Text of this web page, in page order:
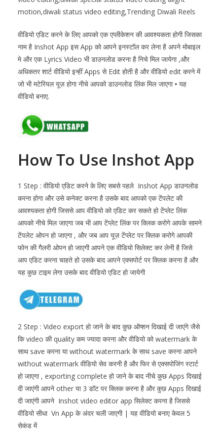
motion,diwali status video editing,Trending Diwali Reels
वीडियो एडिट करने के लिए आपको एक एप्लीकेशन की आवश्यकता होगी जिसका
नाम है Inshot App इस App को आपने इनस्टॉल कर लेना है अपने मोबाइल
मे और एक Lyrics Video भी डाउनलोड करना है निचे मिल जायेगा ,और
अधिकतर शार्ट वीडियो इन्हीं Apps से Edit होती है और वीडियो edit करने में
जो भी मटेरियल यूज़ होगा नीचे आपको डाउनलोड लिंक मिल जाएगा • यह
वीडियो बनाए.
How To Use Inshot App
1 Step : वीडियो एडिट करने के लिए सबसे पहले Inshot App डाउनलोड
करना होगा और उसे कनेक्ट करना है उसके बाद आपको एक टेंपलेट की
आवश्यकता होगी जिससे आप वीडियो को एडिट कर सकते हो टेंप्लेट लिंक
आपको नीचे मिल जाएगा जब भी आप टेंप्लेट लिंक पर क्लिक करोगे आपके सामने
टेंपलेट ओपन हो जाएगा , और जब आप यूज़ टेंप्लेट पर क्लिक करोगे आपकी
फोन की गैलरी ओपन हो जाएगी आपने एक वीडियो सिलेक्ट कर लेनी है जिसे
आप एडिट करना चाहते हो उसके बाद आपने एक्सपोर्ट पर क्लिक करना है और
यह कुछ टाइम लेगा उसके बाद वीडियो एडिट हो जायेगी
2 Step : Video export हो जाने के बाद कुछ ऑप्शन दिखाई दी जाएंगे जैसे
कि video की quality कम ज्यादा करना और वीडियो को watermark के
साथ save करना या without watermark के साथ save करना आपने
without watermark वीडियो सेव करनी है और फिर से एक्सपोजिंग स्टार्ट
हो जाएगा , exporting complete हो जाने के बाद नीचे कुछ Apps दिखाई
दी जाएंगी आपने other या 3 डॉट पर क्लिक करना है और कुछ Apps दिखाई
दी जाएंगी आपने Inshot video editor app सिलेक्ट करना है जिससे
वीडियो सीधा Vn App के अंदर चली जाएगी | यह वीडियो बनाए केवल 5
सेकंड में